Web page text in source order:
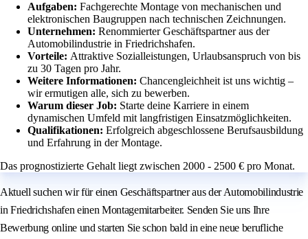
Aufgaben: Fachgerechte Montage von mechanischen und
elektronischen Baugruppen nach technischen Zeichnungen.
Unternehmen: Renommierter Geschäftspartner aus der
Automobilindustrie in Friedrichshafen.
Vorteile: Attraktive Sozialleistungen, Urlaubsanspruch von bis
zu 30 Tagen pro Jahr.
Weitere Informationen: Chancengleichheit ist uns wichtig –
wir ermutigen alle, sich zu bewerben.
Warum dieser Job: Starte deine Karriere in einem
dynamischen Umfeld mit langfristigen Einsatzmöglichkeiten.
Qualifikationen: Erfolgreich abgeschlossene Berufsausbildung
und Erfahrung in der Montage.
Das prognostizierte Gehalt liegt zwischen 2000 - 2500 € pro Monat.
Aktuell suchen wir für einen Geschäftspartner aus der Automobilindustrie
in Friedrichshafen einen Montagemitarbeiter. Senden Sie uns Ihre
Bewerbung online und starten Sie schon bald in eine neue berufliche